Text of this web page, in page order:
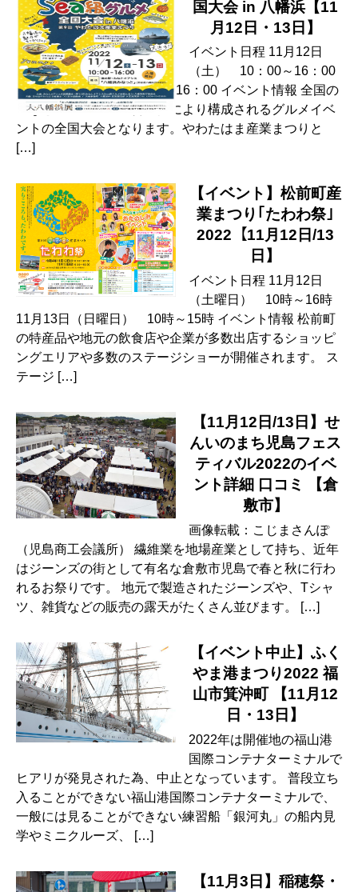
国大会 in 八幡浜【11
月12日・13日】
イベント日程 11月12日
（土） 10：00～16：00
11月13日（日） 10：00～16：00 イベント情報 全国の
みなとオアシスの運営主体により構成されるグルメイベ
ントの全国大会となります。やわたはま産業まつりと
[…]
【イベント】松前町産
業まつり｢たわわ祭｣
2022【11月12日/13
日】
イベント日程 11月12日
（土曜日） 10時～16時
11月13日（日曜日） 10時～15時 イベント情報 松前町
の特産品や地元の飲食店や企業が多数出店するショッピ
ングエリアや多数のステージショーが開催されます。 ス
テージ […]
【11月12日/13日】せ
んいのまち児島フェス
ティバル2022のイベ
ント詳細 口コミ 【倉
敷市】
画像転載：こじまさんぽ
（児島商工会議所） 繊維業を地場産業として持ち、近年
はジーンズの街として有名な倉敷市児島で春と秋に行わ
れるお祭りです。 地元で製造されたジーンズや、Tシャ
ツ、雑貨などの販売の露天がたくさん並びます。 […]
【イベント中止】ふく
やま港まつり2022 福
山市箕沖町 【11月12
日・13日】
2022年は開催地の福山港
国際コンテナターミナルで
ヒアリが発見された為、中止となっています。 普段立ち
入ることができない福山港国際コンテナターミナルで、
一般には見ることができない練習船「銀河丸」の船内見
学やミニクルーズ、 […]
【11月3日】稲穂祭・